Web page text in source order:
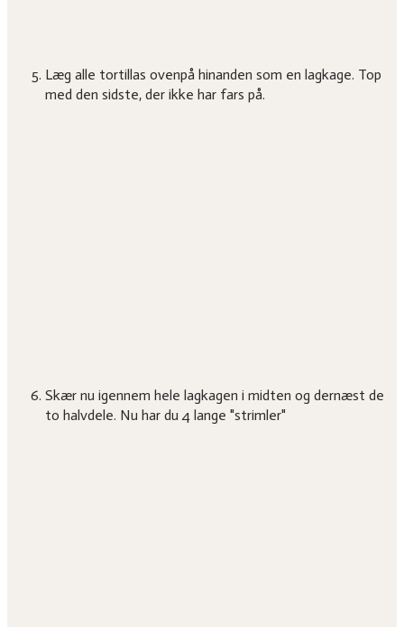
Læg alle tortillas ovenpå hinanden som en lagkage. Top
med den sidste, der ikke har fars på.
Skær nu igennem hele lagkagen i midten og dernæst de
to halvdele. Nu har du 4 lange "strimler"